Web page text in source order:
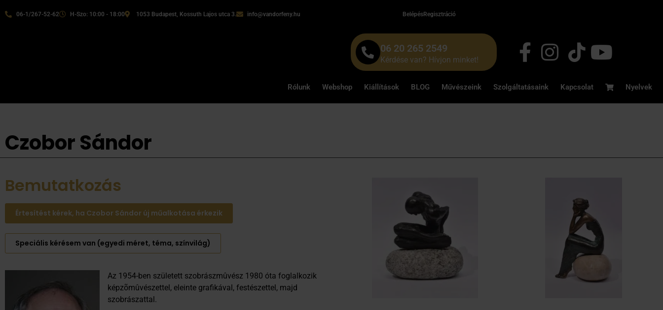
06-1/267-52-62 H-Szo: 10:00 - 18:00 1053 Budapest, Kossuth Lajos utca 3. info@vandorfeny.hu BelépésRegisztráció
06 20 265 2549
Kérdése van? Hívjon minket!
Rólunk Webshop Kiállítások BLOG Művészeink Szolgáltatásaink Kapcsolat Nyelvek
Czobor Sándor
Bemutatkozás
Értesítést kérek, ha Czobor Sándor új műalkotása érkezik
Speciális kérésem van (egyedi méret, téma, színvilág)
Az 1954-ben született szobrászmûvész 1980 óta foglalkozik
képzõmûvészettel, eleinte grafikával, festészettel, majd
szobrászattal.